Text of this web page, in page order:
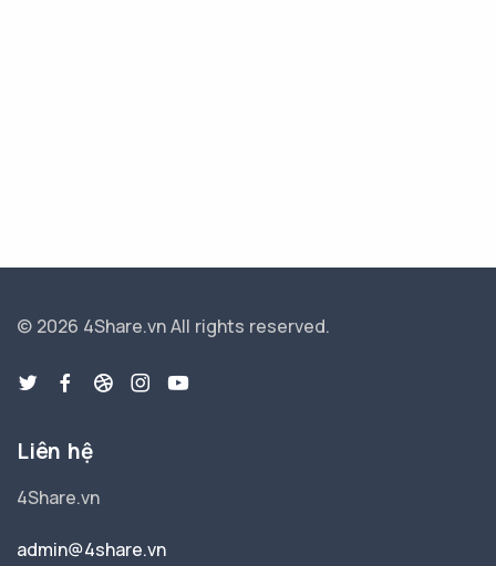
© 2026 4Share.vnAll rights reserved.
Liên hệ
4Share.vn
admin@4share.vn